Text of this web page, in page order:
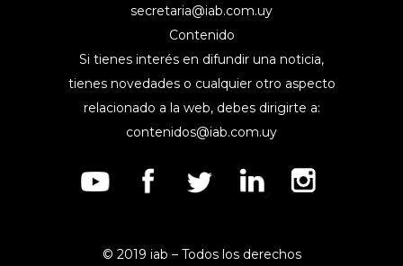
secretaria@iab.com.uy
Contenido
Si tienes interés en difundir una noticia,
tienes novedades o cualquier otro aspecto
relacionado a la web, debes dirigirte a:
contenidos@iab.com.uy
© 2019 iab – Todos los derechos